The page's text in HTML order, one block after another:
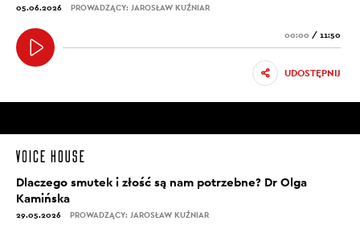
05.06.2026 PROWADZĄCY: JAROSŁAW KUŹNIAR
00:00 / 11:50
UDOSTĘPNIJ
Dlaczego smutek i złość są nam potrzebne? Dr Olga
Kamińska
29.05.2026 PROWADZĄCY: JAROSŁAW KUŹNIAR